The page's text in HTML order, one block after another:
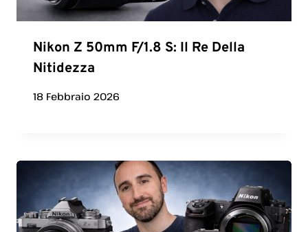
Nikon Z 50mm F/1.8 S: Il Re Della
Nitidezza
18 Febbraio 2026